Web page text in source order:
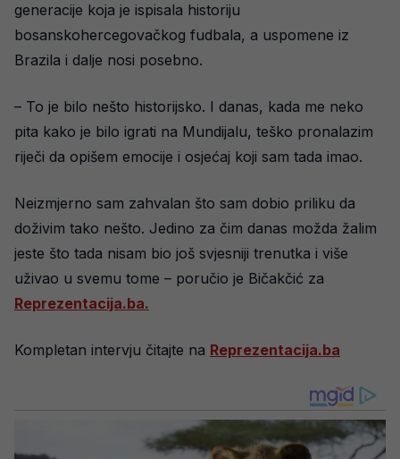
generacije koja je ispisala historiju
bosanskohercegovačkog fudbala, a uspomene iz
Brazila i dalje nosi posebno.
– To je bilo nešto historijsko. I danas, kada me neko
pita kako je bilo igrati na Mundijalu, teško pronalazim
riječi da opišem emocije i osjećaj koji sam tada imao.
Neizmjerno sam zahvalan što sam dobio priliku da
doživim tako nešto. Jedino za čim danas možda žalim
jeste što tada nisam bio još svjesniji trenutka i više
uživao u svemu tome – poručio je Bičakčić za
Reprezentacija.ba.
Kompletan intervju čitajte na Reprezentacija.ba